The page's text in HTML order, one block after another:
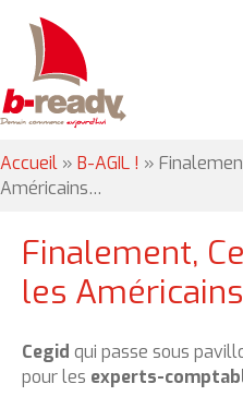
Accueil » B-AGIL ! »
Américains…
Finalement,
les
Cegid qui passe sous
pour les experts-